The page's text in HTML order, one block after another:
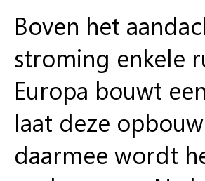
Boven het
stroming enkele
Europa bouwt
laat deze
daarmee wordt